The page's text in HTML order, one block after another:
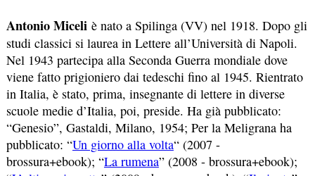
Antonio Miceliè nato a Spilinga (VV) nel 1918. Dopo gli
studi classici si laurea in Lettere all’Università di Napoli.
Nel 1943 partecipa alla Seconda Guerra mondiale dove
viene fatto prigioniero dai tedeschi fino al 1945. Rientrato
in Italia, è stato, prima, insegnante di lettere in diverse
scuole medie d’Italia, poi, preside. Ha già pubblicato:
“Genesio”, Gastaldi, Milano, 1954; Per la Meligrana ha
pubblicato: “Un giorno alla volta“ (2007 -
brossura+ebook); “La rumena” (2008 - brossura+ebook);